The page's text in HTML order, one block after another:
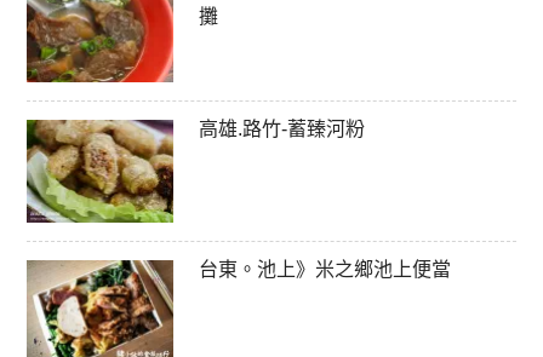
攤
高雄.路竹-蓄臻河粉
台東。池上》米之鄉池上便當